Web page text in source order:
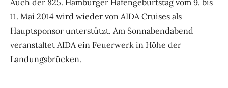
Auch der 825. Hamburger Hafengeburtstag vom 9. bis
11. Mai 2014 wird wieder von AIDA Cruises als
Hauptsponsor unterstützt. Am Sonnabendabend
veranstaltet AIDA ein Feuerwerk in Höhe der
Landungsbrücken.